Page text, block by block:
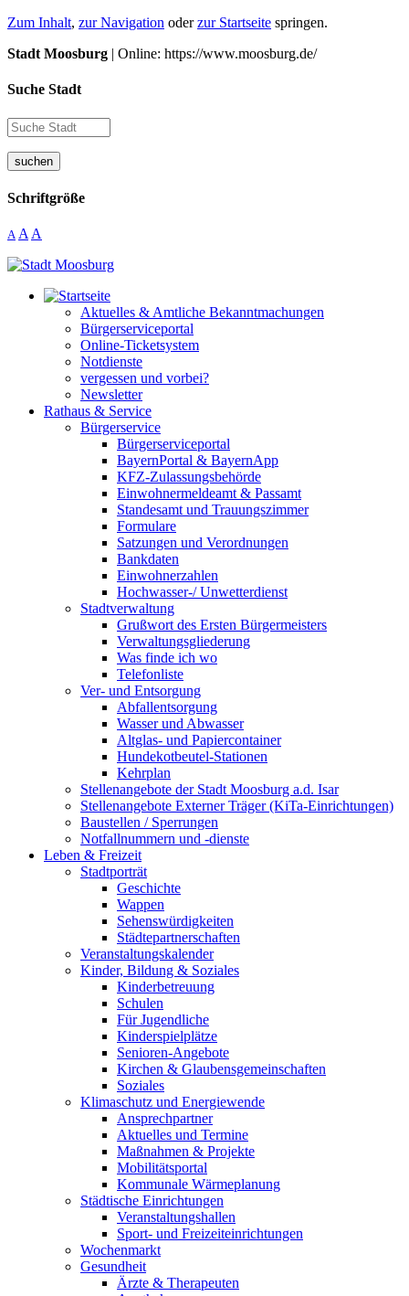
Zum Inhalt, zur Navigation oderzur Startseite springen.
Stadt Moosburg | Online: https://www.moosburg.de/
Suche Stadt
suchen
Schriftgröße
A A A
Aktuelles & Amtliche Bekanntmachungen
Bürgerserviceportal
Online-Ticketsystem
Notdienste
vergessen und vorbei?
Newsletter
Rathaus & Service
Bürgerservice
Bürgerserviceportal
BayernPortal & BayernApp
KFZ-Zulassungsbehörde
Einwohnermeldeamt & Passamt
Standesamt und Trauungszimmer
Formulare
Satzungen und Verordnungen
Bankdaten
Einwohnerzahlen
Hochwasser-/ Unwetterdienst
Stadtverwaltung
Grußwort des Ersten Bürgermeisters
Verwaltungsgliederung
Was finde ich wo
Telefonliste
Ver- und Entsorgung
Abfallentsorgung
Wasser und Abwasser
Altglas- und Papiercontainer
Hundekotbeutel-Stationen
Kehrplan
Stellenangebote der Stadt Moosburg a.d. Isar
Stellenangebote Externer Träger (KiTa-Einrichtungen)
Baustellen / Sperrungen
Notfallnummern und -dienste
Leben & Freizeit
Stadtporträt
Geschichte
Wappen
Sehenswürdigkeiten
Städtepartnerschaften
Veranstaltungskalender
Kinder, Bildung & Soziales
Kinderbetreuung
Schulen
Für Jugendliche
Kinderspielplätze
Senioren-Angebote
Kirchen & Glaubensgemeinschaften
Soziales
Klimaschutz und Energiewende
Ansprechpartner
Aktuelles und Termine
Maßnahmen & Projekte
Mobilitätsportal
Kommunale Wärmeplanung
Städtische Einrichtungen
Veranstaltungshallen
Sport- und Freizeiteinrichtungen
Wochenmarkt
Gesundheit
Ärzte & Therapeuten